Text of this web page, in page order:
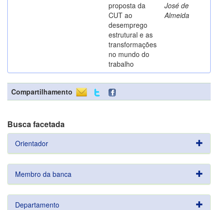
proposta da
CUT ao
desemprego
estrutural e as
transformações
no mundo do
trabalho
José de
Almeida
Compartilhamento
Busca facetada
Orientador
Membro da banca
Departamento